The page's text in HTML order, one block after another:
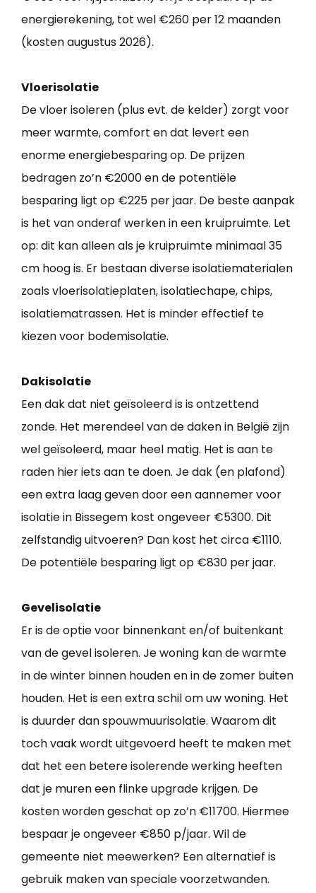
energierekening, tot wel €260 per 12 maanden
(kosten augustus 2026).
Vloerisolatie
De vloer isoleren (plus evt. de kelder) zorgt voor
meer warmte, comfort en dat levert een
enorme energiebesparing op. De prijzen
bedragen zo’n €2000 en de potentiële
besparing ligt op €225 per jaar. De beste aanpak
is het van onderaf werken in een kruipruimte. Let
op: dit kan alleen als je kruipruimte minimaal 35
cm hoog is. Er bestaan diverse isolatiematerialen
zoals vloerisolatieplaten, isolatiechape, chips,
isolatiematrassen. Het is minder effectief te
kiezen voor bodemisolatie.
Dakisolatie
Een dak dat niet geïsoleerd is is ontzettend
zonde. Het merendeel van de daken in België zijn
wel geïsoleerd, maar heel matig. Het is aan te
raden hier iets aan te doen. Je dak (en plafond)
een extra laag geven door een aannemer voor
isolatie in Bissegem kost ongeveer €5300. Dit
zelfstandig uitvoeren? Dan kost het circa €1110.
De potentiële besparing ligt op €830 per jaar.
Gevelisolatie
Er is de optie voor binnenkant en/of buitenkant
van de gevel isoleren. Je woning kan de warmte
in de winter binnen houden en in de zomer buiten
houden. Het is een extra schil om uw woning. Het
is duurder dan spouwmuurisolatie. Waarom dit
toch vaak wordt uitgevoerd heeft te maken met
dat het een betere isolerende werking heeften
dat je muren een flinke upgrade krijgen. De
kosten worden geschat op zo’n €11700. Hiermee
bespaar je ongeveer €850 p/jaar. Wil de
gemeente niet meewerken? Een alternatief is
gebruik maken van speciale voorzetwanden.